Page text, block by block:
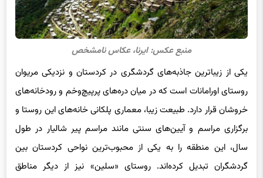
منبع عکس: ایرنا، عکاس نامشخص
یکی از زیباترین جاذبه‌های گردشگری در کردستان و نزدیکی مریوان
روستای اورامانات است که در میان دره‌های پرپیچ‌وخم و رودخانه‌های
خروشان قرار دارد. طبیعت زیبا، معماری پلکانی خانه‌های این روستا و
برگزاری مراسم و آیین‌های سنتی مانند مراسم پیر شالیار در طول
سال، این منطقه را به یکی از محبوب‌ترین نواحی کردستان بین
گردشگران تبدیل کرده‌اند. روستای «سلین» نیز از دیگر مناطق